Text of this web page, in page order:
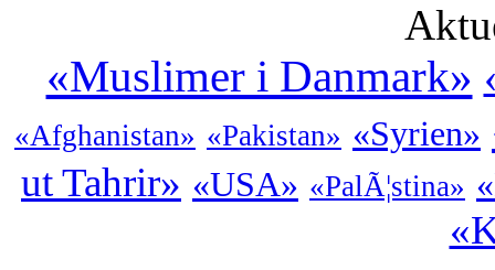
«Muslimer i Danmark»
«Afghanistan» «Pakistan» «Syrien»
ut Tahrir» «USA» «PalÃ¦stina»